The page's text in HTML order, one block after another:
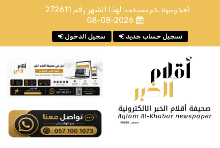
أهلا وسهلا بكم متصفحنا لهذا الشهر رقم 272611
08-08-2026
سجيل الدخول تسجيل حساب جديد